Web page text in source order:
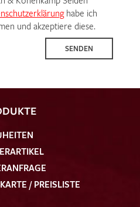
habe ich
und akzeptiere diese.
SENDEN
/ PREISLISTE